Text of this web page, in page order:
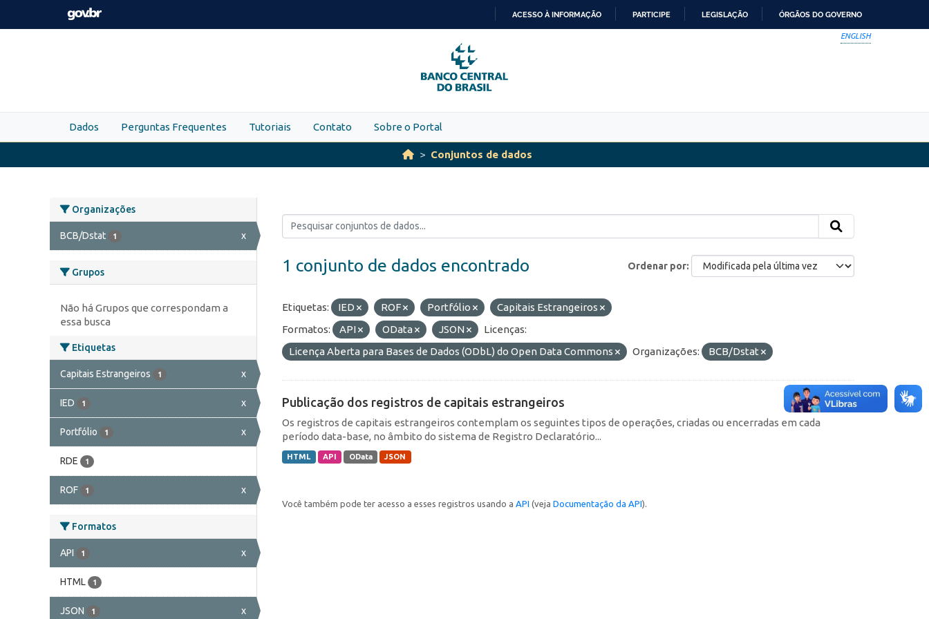
Skip to main content
PARA
O
CONTEÚDO
ACESSO À INFORMAÇÃO PARTICIPE LEGISLAÇÃO ÓRGÃOS DO GOVERNO
ENGLISH
Dados Perguntas Frequentes Tutoriais Contato Sobre o Portal
Conjuntos de dados
Organizações
BCB/Dstat 1 x
Grupos
Não há Grupos que correspondam a
essa busca
Etiquetas
Capitais Estrangeiros 1 x
IED 1 x
Portfólio 1 x
RDE 1
ROF 1 x
Formatos
API 1 x
HTML 1
JSON 1 x
Ordenar por
1 conjunto de dados encontrado
Etiquetas: IED ROF Portfólio
Capitais Estrangeiros
Formatos:
API OData JSON
Licenças:
Licença Aberta para Bases de Dados (ODbL) do Open Data Commons
Organizações: BCB/Dstat
Publicação dos registros de capitais estrangeiros
Os registros de capitais estrangeiros contemplam os seguintes tipos de operações, criadas ou encerradas em cada
período data-base, no âmbito do sistema de Registro Declaratório...
HTML API OData JSON
Você também pode ter acesso a esses registros usando a API (veja Documentação da API).